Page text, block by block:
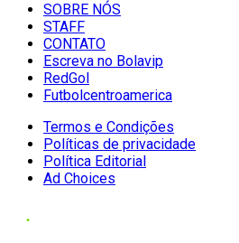
SOBRE NÓS
STAFF
CONTATO
Escreva no Bolavip
RedGol
Futbolcentroamerica
Termos e Condições
Políticas de privacidade
Política Editorial
Ad Choices